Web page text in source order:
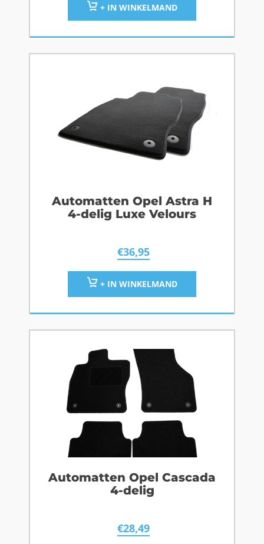
+ IN WINKELMAND
Automatten Opel Astra H
4-delig Luxe Velours
€36,95
+ IN WINKELMAND
Automatten Opel Cascada
4-delig
€28,49